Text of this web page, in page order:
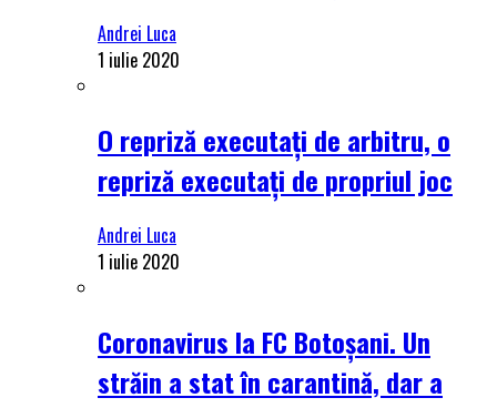
Andrei Luca
1 iulie 2020
O repriză executați de arbitru, o
repriză executați de propriul joc
Andrei Luca
1 iulie 2020
Coronavirus la FC Botoșani. Un
străin a stat în carantină, dar a